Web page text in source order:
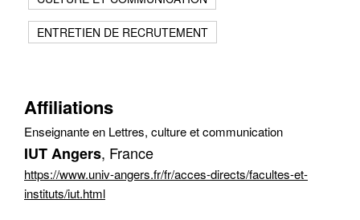
ENTRETIEN DE RECRUTEMENT
Affiliations
Enseignante en Lettres, culture et communication
IUT Angers, France
https://www.univ-angers.fr/fr/acces-directs/facultes-et-
instituts/iut.html